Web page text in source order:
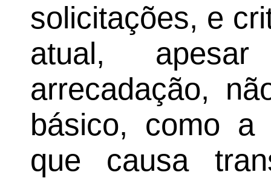
solicitações, e
atual,
arrecadação,
básico, como
que causa